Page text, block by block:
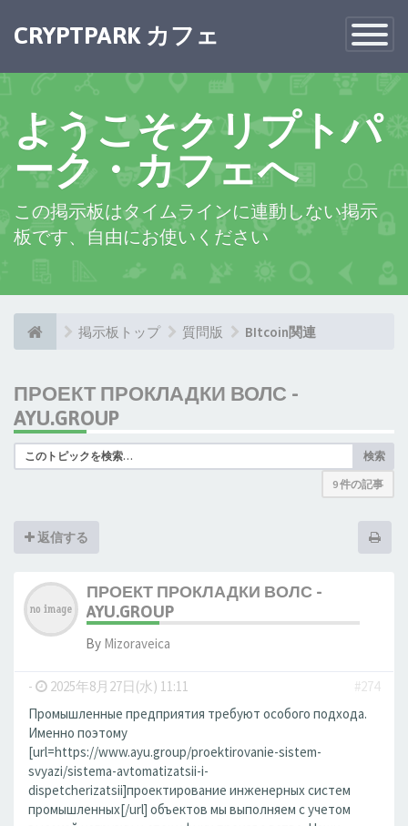
Toggle
CRYPTPARK カフェ
ようこそクリプトパ
ーク・カフェへ
この掲示板はタイムラインに連動しない掲示
板です、自由にお使いください
掲示板トップ 質問版 BItcoin関連
ПРОЕКТ ПРОКЛАДКИ ВОЛС -
AYU.GROUP
検索
9 件の記事
返信する
ПРОЕКТ ПРОКЛАДКИ ВОЛС -
AYU.GROUP
By Mizoraveica
- 2025年8月27日(水) 11:11
#274
Промышленные предприятия требуют особого подхода.
Именно поэтому
[url=https://www.ayu.group/proektirovanie-sistem-
svyazi/sistema-avtomatizatsii-i-
dispetcherizatsii]проектирование инженерных систем
промышленных[/url] объектов мы выполняем с учетом